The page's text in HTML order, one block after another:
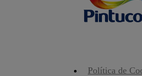
Política de